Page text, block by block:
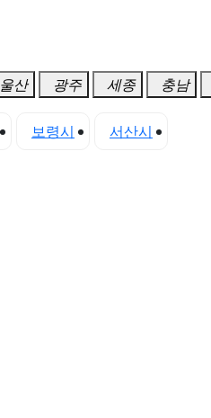
울산 광주 세종 충남
보령시 서산시